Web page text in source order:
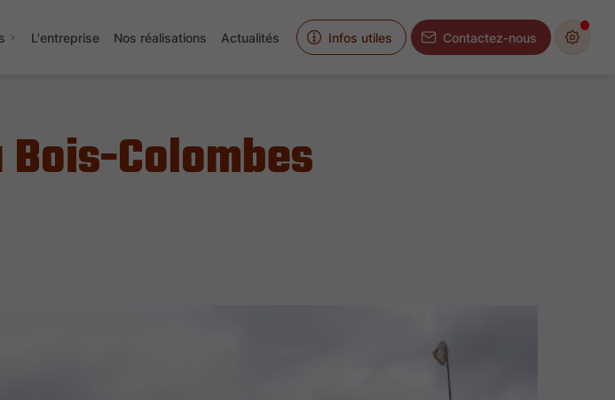
L'entreprise Nos réalisations Actualités Infos utiles Contactez-nous
Colombes